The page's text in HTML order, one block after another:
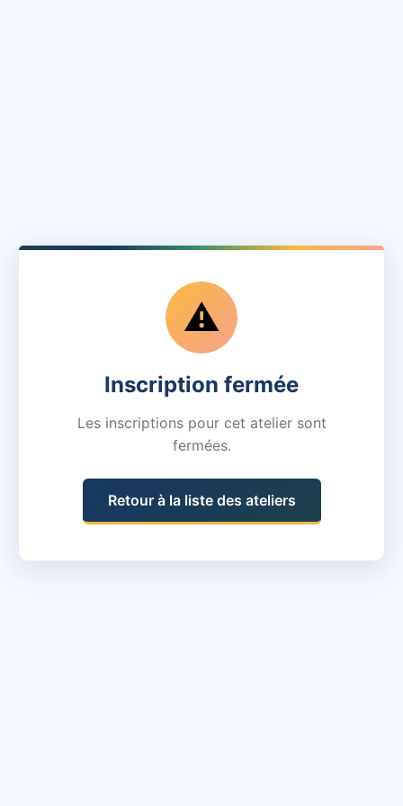
⚠️
Inscription fermée
Les inscriptions pour cet atelier sont
fermées.
Retour à la liste des ateliers